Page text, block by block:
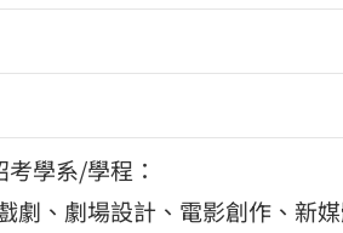
學系/學程：
劇、劇場設計、電影創作、新